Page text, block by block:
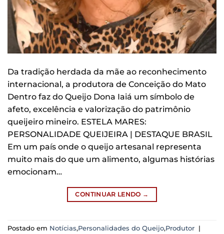
Da tradição herdada da mãe ao reconhecimento
internacional, a produtora de Conceição do Mato
Dentro faz do Queijo Dona Iaiá um símbolo de
afeto, excelência e valorização do patrimônio
queijeiro mineiro. ESTELA MARES:
PERSONALIDADE QUEIJEIRA | DESTAQUE BRASIL
Em um país onde o queijo artesanal representa
muito mais do que um alimento, algumas histórias
emocionam…
CONTINUAR LENDO →
Postado em Notícias,Personalidades do Queijo,Produtor |